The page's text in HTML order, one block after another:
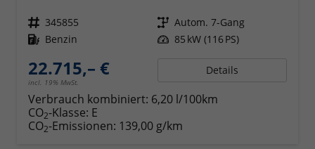
Fahrzeugnr. 345855 Getriebe Autom. 7-Gang
Kraftstoff Benzin Leistung 85 kW (116 PS)
22.715,– €
incl. 19% MwSt.
Details
Verbrauch kombiniert: 6,20 l/100km
CO2-Klasse: E
CO2-Emissionen: 139,00 g/km